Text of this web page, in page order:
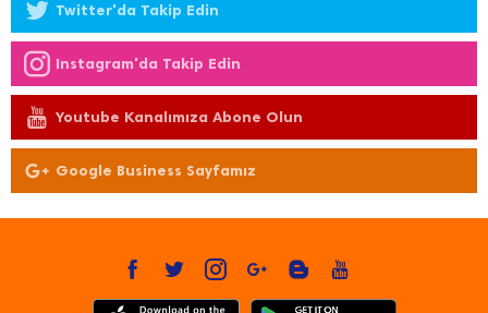
Twitter'da Takip Edin
Instagram'da Takip Edin
Youtube Kanalımıza Abone Olun
Google Business Sayfamız